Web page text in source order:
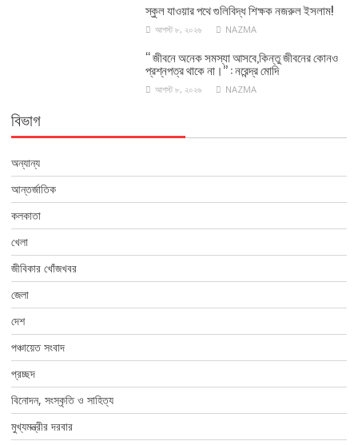
স্কুল যাওয়ার পথে গুলিবিদ্ধ শিক্ষক নজরুল ইসলাম!
আগস্ট ৮, ২০২৬ NAZMA
‘‘ জীবনে অনেক সমস্যা আসবে,কিন্তু জীবনের কোনও
প্রশ্নপত্র থাকে না।’’ : নরেন্দ্র মোদি
আগস্ট ৮, ২০২৬ NAZMA
বিভাগ
অন্যান্য
আন্তর্জাতিক
কলকাতা
খেলা
জীবিকার খোঁজখবর
জেলা
দেশ
পঞ্চায়েত সংবাদ
প্রচ্ছদ
বিনোদন, সংস্কৃতি ও সাহিত্য
মুখ্যমন্ত্রীর দরবার